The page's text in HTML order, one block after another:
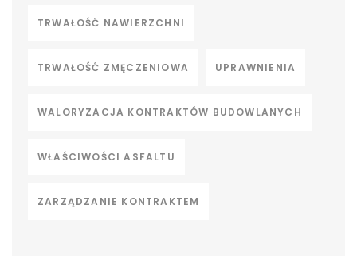
TRWAŁOŚĆ NAWIERZCHNI
TRWAŁOŚĆ ZMĘCZENIOWA UPRAWNIENIA
WALORYZACJA KONTRAKTÓW BUDOWLANYCH
WŁAŚCIWOŚCI ASFALTU
ZARZĄDZANIE KONTRAKTEM